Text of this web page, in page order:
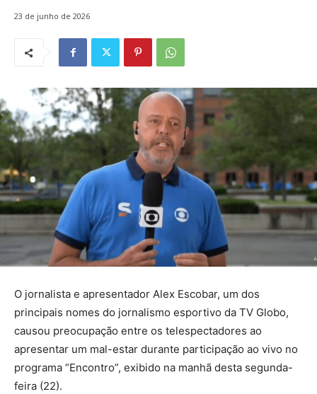
23 de junho de 2026
O jornalista e apresentador Alex Escobar, um dos
principais nomes do jornalismo esportivo da TV Globo,
causou preocupação entre os telespectadores ao
apresentar um mal-estar durante participação ao vivo no
programa “Encontro”, exibido na manhã desta segunda-
feira (22).